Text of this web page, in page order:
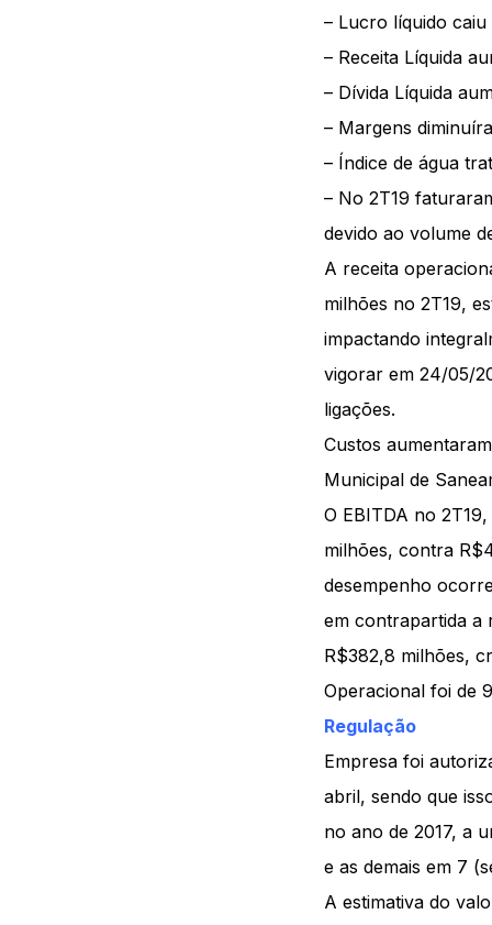
– Lucro líquido
– Receita Líquida
– Dívida Líquida
– Margens
– Índice de água
– No 2T19
devido ao volume
A receita
milhões no 2T19,
impactando
vigorar em 24/05/
ligações.
Custos
Municipal de
O EBITDA no
milhões, contra
desempenho
em contrapartida a
R$382,8 milhões,
Operacional foi de
Regulação
Empresa foi
abril, sendo que
no ano de 2017, a
e as demais em 7
A estimativa do